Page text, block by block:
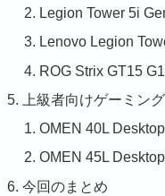
Legion Tower 5i
Lenovo Legion
ROG Strix GT15
上級者向けゲーミン
OMEN 40L Desktop
OMEN 45L Desktop
今回のまとめ